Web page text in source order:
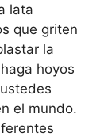
lata
que griten
la
hoyos
el mundo.